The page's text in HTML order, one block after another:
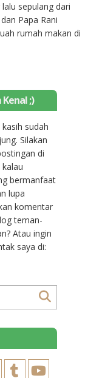
sepulang dari
Papa Rani
rumah makan di
Saya memang
dengan nama
;)
sudah
Silakan
di
bermanfaat
lupa
komentar
teman-
Atau ingin
saya di: